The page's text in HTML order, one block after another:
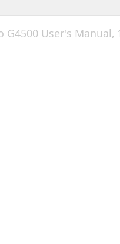
G4500 User's Manual,